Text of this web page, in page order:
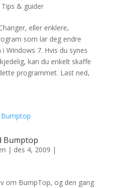
Tips & guider
eller enklere,
som lar deg endre
Windows 7. Hvis du synes
kan du enkelt skaffe
programmet. Last ned,
Bumptop
| des 4, 2009 |
om BumpTop, og den gang